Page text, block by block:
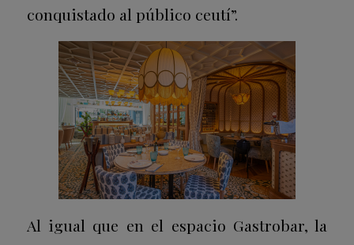
conquistado al público ceutí”.
Al igual que en el espacio Gastrobar, la